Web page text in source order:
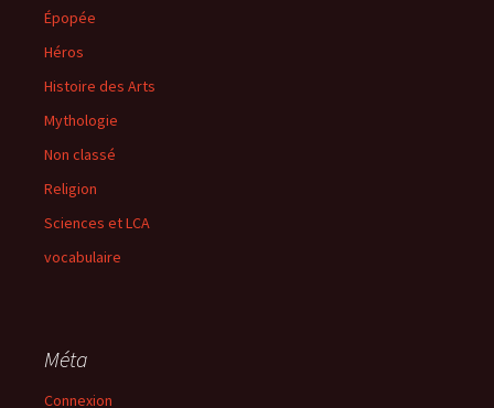
Épopée
Héros
Histoire des Arts
Mythologie
Non classé
Religion
Sciences et LCA
vocabulaire
Méta
Connexion